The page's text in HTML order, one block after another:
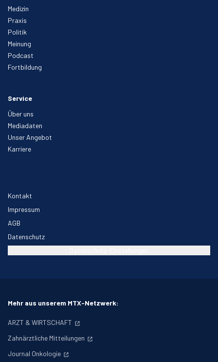
Medizin
Praxis
Politik
Meinung
Podcast
Fortbildung
Service
Über uns
Mediadaten
Unser Angebot
Karriere
Kontakt
Impressum
AGB
Datenschutz
Mehr aus unserem MTX-Netzwerk:
ARZT & WIRTSCHAFT
Zahnärztliche Mitteilungen
Journal Onkologie